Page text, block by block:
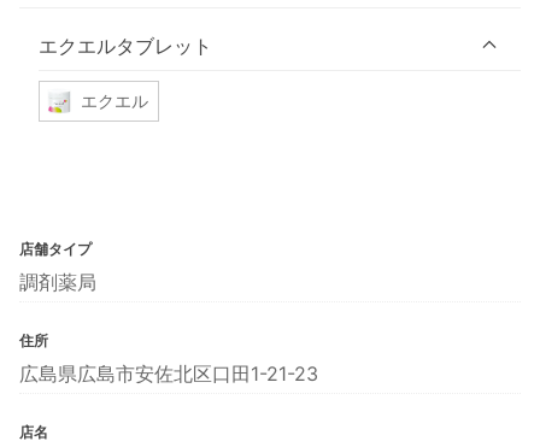
エクエルタブレット
エクエル
店舗タイプ
調剤薬局
住所
広島県広島市安佐北区口田1-21-23
店名